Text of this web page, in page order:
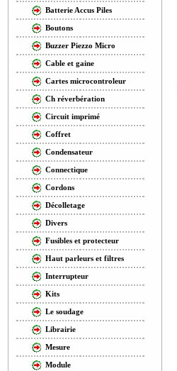
Batterie Accus Piles
Boutons
Buzzer Piezzo Micro
Cable et gaine
Cartes microcontroleur
Ch réverbération
Circuit imprimé
Coffret
Condensateur
Connectique
Cordons
Décolletage
Divers
Fusibles et protecteur
Haut parleurs et filtres
Interrupteur
Kits
Le soudage
Librairie
Mesure
Module